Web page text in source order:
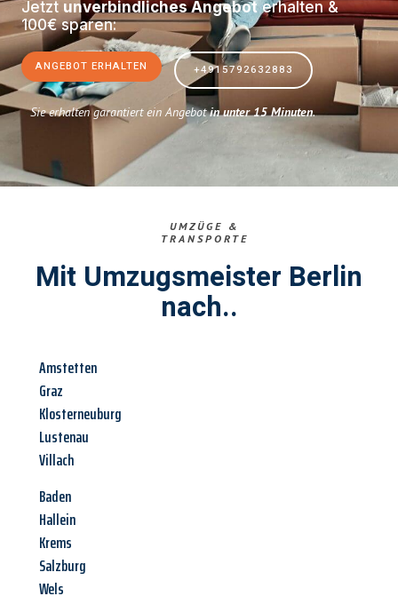
Jetzt unverbindliches Angeboterhalten &
100€ sparen:
ANGEBOT ERHALTEN +4915792632883
Sie erhalten garantiert ein Angebotin unter 15 Minuten.
UMZÜGE &
TRANSPORTE
Mit Umzugsmeister Berlin
nach..
Amstetten
Graz
Klosterneuburg
Lustenau
Villach
Baden
Hallein
Krems
Salzburg
Wels